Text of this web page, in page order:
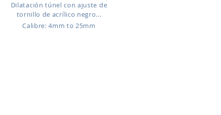
Dilatación túnel con ajuste de
tornillo de acrílico negro...
Calibre: 4mm to 25mm